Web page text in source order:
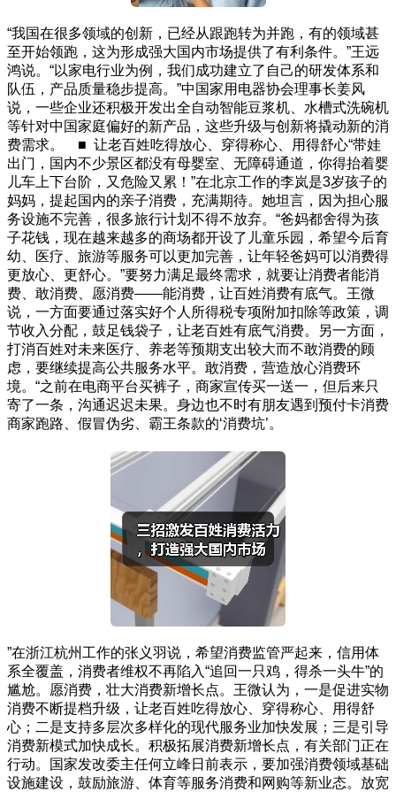
“我国在很多领域的创新，已经从跟跑转为并跑，有的领域甚
至开始领跑，这为形成强大国内市场提供了有利条件。”王远
鸿说。“以家电行业为例，我们成功建立了自己的研发体系和
队伍，产品质量稳步提高。”中国家用电器协会理事长姜风
说，一些企业还积极开发出全自动智能豆浆机、水槽式洗碗机
等针对中国家庭偏好的新产品，这些升级与创新将撬动新的消
费需求。 ■ 让老百姓吃得放心、穿得称心、用得舒心“带娃
出门，国内不少景区都没有母婴室、无障碍通道，你得抬着婴
儿车上下台阶，又危险又累！”在北京工作的李岚是3岁孩子的
妈妈，提起国内的亲子消费，充满期待。她坦言，因为担心服
务设施不完善，很多旅行计划不得不放弃。“爸妈都舍得为孩
子花钱，现在越来越多的商场都开设了儿童乐园，希望今后育
幼、医疗、旅游等服务可以更加完善，让年轻爸妈可以消费得
更放心、更舒心。”要努力满足最终需求，就要让消费者能消
费、敢消费、愿消费——能消费，让百姓消费有底气。王微
说，一方面要通过落实好个人所得税专项附加扣除等政策，调
节收入分配，鼓足钱袋子，让老百姓有底气消费。另一方面，
打消百姓对未来医疗、养老等预期支出较大而不敢消费的顾
虑，要继续提高公共服务水平。敢消费，营造放心消费环
境。“之前在电商平台买裤子，商家宣传买一送一，但后来只
寄了一条，沟通迟迟未果。身边也不时有朋友遇到预付卡消费
商家跑路、假冒伪劣、霸王条款的‘消费坑’。
”在浙江杭州工作的张义羽说，希望消费监管严起来，信用体
系全覆盖，消费者维权不再陷入“追回一只鸡，得杀一头牛”的
尴尬。愿消费，壮大消费新增长点。王微认为，一是促进实物
消费不断提档升级，让老百姓吃得放心、穿得称心、用得舒
心；二是支持多层次多样化的现代服务业加快发展；三是引导
消费新模式加快成长。积极拓展消费新增长点，有关部门正在
行动。国家发改委主任何立峰日前表示，要加强消费领域基础
设施建设，鼓励旅游、体育等服务消费和网购等新业态。放宽